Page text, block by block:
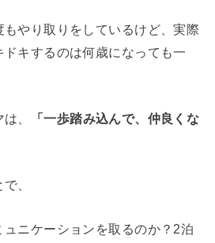
やり取りをしているけど、実際
キするのは何歳になっても一
、
「一歩踏み込んで、仲良くな
、
ュニケーションを取るのか？2泊